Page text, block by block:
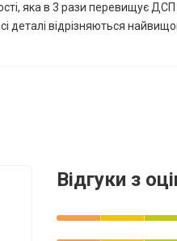
яка в 3 рази перевищує ДСП
відрізняються
Відгуки з